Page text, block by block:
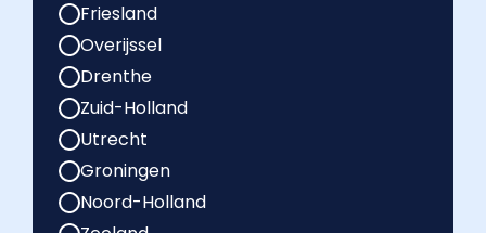
Friesland
Overijssel
Drenthe
Zuid-Holland
Utrecht
Groningen
Noord-Holland